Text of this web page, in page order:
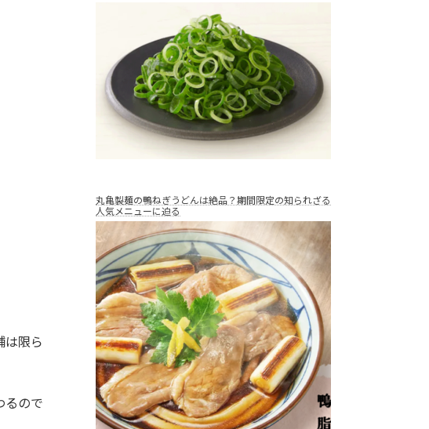
は限ら
るので
丸亀製麺の鴨ねぎうどんは絶品？期間限定の知られざる
人気メニューに迫る